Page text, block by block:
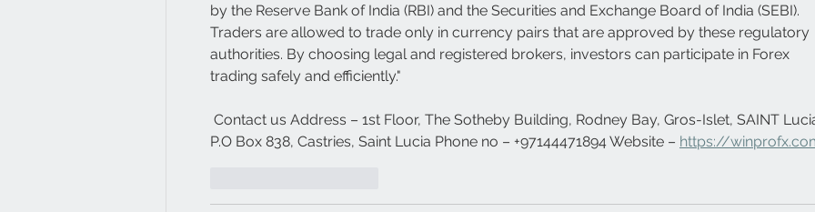
by the Reserve Bank of India (RBI) and the Securities and Exchange Board of India (SEBI).
Traders are allowed to trade only in currency pairs that are approved by these regulatory
authorities. By choosing legal and registered brokers, investors can participate in Forex
trading safely and efficiently."
Contact us Address – 1st Floor, The Sotheby Building, Rodney Bay, Gros-Islet, SAINT
P.O Box 838, Castries, Saint Lucia Phone no – +97144471894 Website – https://